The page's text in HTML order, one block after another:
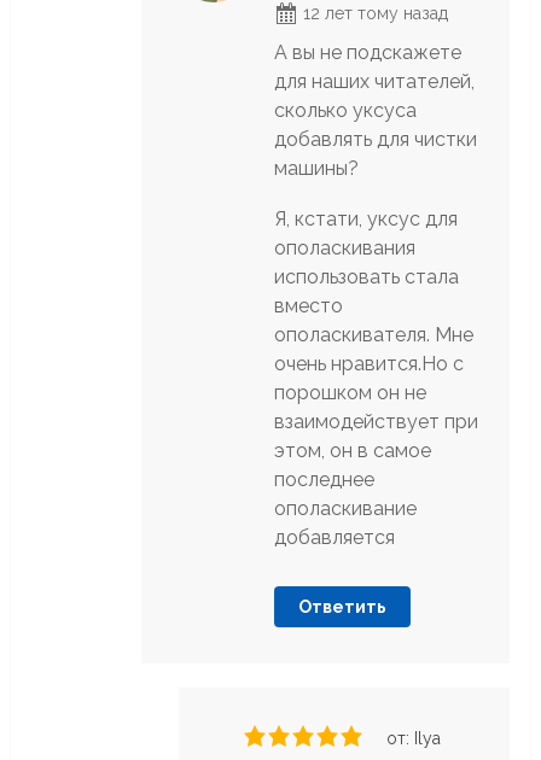
12 лет тому назад
А вы не подскажете
для наших читателей,
сколько уксуса
добавлять для чистки
машины?
Я, кстати, уксус для
ополаскивания
использовать стала
вместо
ополаскивателя. Мне
очень нравится.Но с
порошком он не
взаимодействует при
этом, он в самое
последнее
ополаскивание
добавляется
Ответить
от: Ilya